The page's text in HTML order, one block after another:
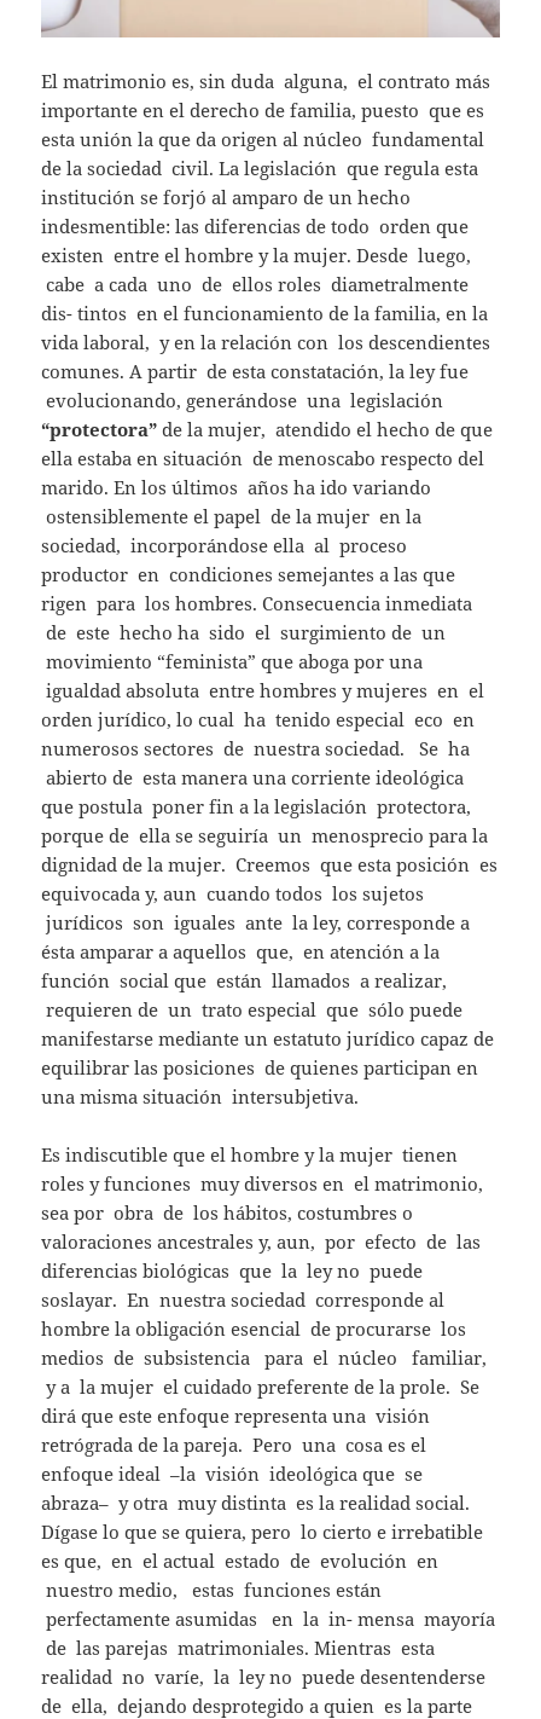
El matrimonio es, sin duda alguna, el contrato más
importante en el derecho de familia, puesto que es
esta unión la que da origen al núcleo fundamental
de la sociedad civil. La legislación que regula esta
institución se forjó al amparo de un hecho
indesmentible: las diferencias de todo orden que
existen entre el hombre y la mujer. Desde luego,
cabe a cada uno de ellos roles diametralmente
dis- tintos en el funcionamiento de la familia, en la
vida laboral, y en la relación con los descendientes
comunes. A partir de esta constatación, la ley fue
evolucionando, generándose una legislación
“protectora”de la mujer, atendido el hecho de que
ella estaba en situación de menoscabo respecto del
marido. En los últimos años ha ido variando
ostensiblemente el papel de la mujer en la
sociedad, incorporándose ella al proceso
productor en condiciones semejantes a las que
rigen para los hombres. Consecuencia inmediata
de este hecho ha sido el surgimiento de un
movimiento “feminista” que aboga por una
igualdad absoluta entre hombres y mujeres en el
orden jurídico, lo cual ha tenido especial eco en
numerosos sectores de nuestra sociedad. Se ha
abierto de esta manera una corriente ideológica
que postula poner fin a la legislación protectora,
porque de ella se seguiría un menosprecio para la
dignidad de la mujer. Creemos que esta posición es
equivocada y, aun cuando todos los sujetos
jurídicos son iguales ante la ley, corresponde a
ésta amparar a aquellos que, en atención a la
función social que están llamados a realizar,
requieren de un trato especial que sólo puede
manifestarse mediante un estatuto jurídico capaz de
equilibrar las posiciones de quienes participan en
una misma situación intersubjetiva.
Es indiscutible que el hombre y la mujer tienen
roles y funciones muy diversos en el matrimonio,
sea por obra de los hábitos, costumbres o
valoraciones ancestrales y, aun, por efecto de las
diferencias biológicas que la ley no puede
soslayar. En nuestra sociedad corresponde al
hombre la obligación esencial de procurarse los
medios de subsistencia para el núcleo familiar,
y a la mujer el cuidado preferente de la prole. Se
dirá que este enfoque representa una visión
retrógrada de la pareja. Pero una cosa es el
enfoque ideal –la visión ideológica que se
abraza– y otra muy distinta es la realidad social.
Dígase lo que se quiera, pero lo cierto e irrebatible
es que, en el actual estado de evolución en
nuestro medio, estas funciones están
perfectamente asumidas en la in- mensa mayoría
de las parejas matrimoniales. Mientras esta
realidad no varíe, la ley no puede desentenderse
de ella, dejando desprotegido a quien es la parte